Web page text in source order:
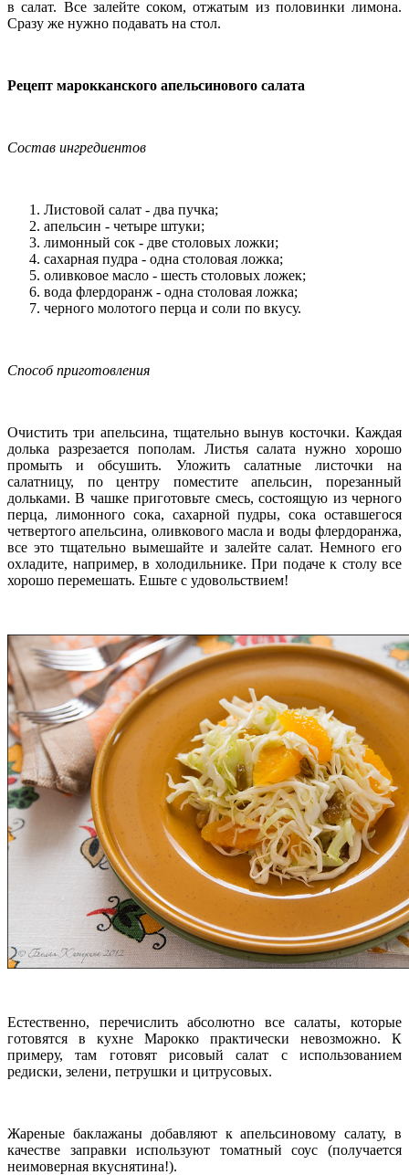
в салат. Все залейте соком, отжатым из половинки лимона.
Сразу же нужно подавать на стол.
Рецепт марокканского апельсинового салата
Состав ингредиентов
Листовой салат - два пучка;
апельсин - четыре штуки;
лимонный сок - две столовых ложки;
сахарная пудра - одна столовая ложка;
оливковое масло - шесть столовых ложек;
вода флердоранж - одна столовая ложка;
черного молотого перца и соли по вкусу.
Способ приготовления
Очистить три апельсина, тщательно вынув косточки. Каждая
долька разрезается пополам. Листья салата нужно хорошо
промыть и обсушить. Уложить салатные листочки на
салатницу, по центру поместите апельсин, порезанный
дольками. В чашке приготовьте смесь, состоящую из черного
перца, лимонного сока, сахарной пудры, сока оставшегося
четвертого апельсина, оливкового масла и воды флердоранжа,
все это тщательно вымешайте и залейте салат. Немного его
охладите, например, в холодильнике. При подаче к столу все
хорошо перемешать. Ешьте с удовольствием!
Естественно, перечислить абсолютно все салаты, которые
готовятся в кухне Марокко практически невозможно. К
примеру, там готовят рисовый салат с использованием
редиски, зелени, петрушки и цитрусовых.
Жареные баклажаны добавляют к апельсиновому салату, в
качестве заправки используют томатный соус (получается
неимоверная вкуснятина!).